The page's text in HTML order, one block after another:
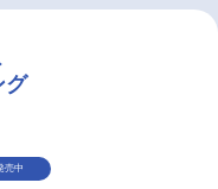
グ
売中